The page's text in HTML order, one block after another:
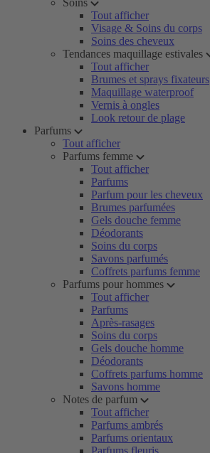
Soins
Tout afficher
Visage & Soins du corps
Soins des cheveux
Tendances maquillage estivales
Tout afficher
Brumes et sprays fixateurs
Maquillage waterproof
Vernis à ongles
Look retour de plage
Parfums
Tout afficher
Parfums femme
Tout afficher
Parfums
Parfum pour les cheveux
Brumes parfumées
Gels douche femme
Déodorants
Soins du corps
Savons parfumés
Coffrets parfums femme
Parfums pour hommes
Tout afficher
Parfums
Après-rasages
Soins du corps
Gels douche homme
Déodorants
Coffrets parfums homme
Savons homme
Notes de parfum
Tout afficher
Parfums ambrés
Parfums orientaux
Parfums fleuris